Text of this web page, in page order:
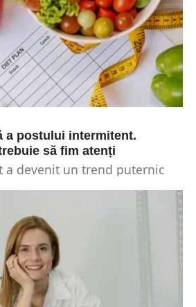
a postului intermitent.
să fim atenți
a devenit un trend puternic